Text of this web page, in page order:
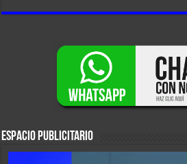
ESPACIO PUBLICITARIO